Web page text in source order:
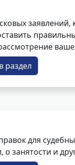
раздел
для
о занятости и